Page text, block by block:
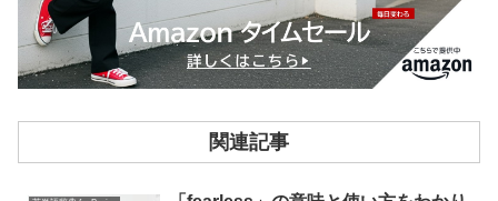
関連記事